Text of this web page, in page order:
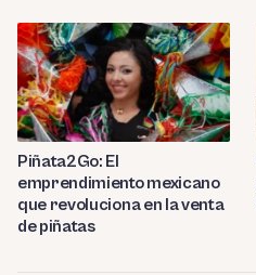
Piñata2Go: El
emprendimiento mexicano
que revoluciona en la venta
de piñatas